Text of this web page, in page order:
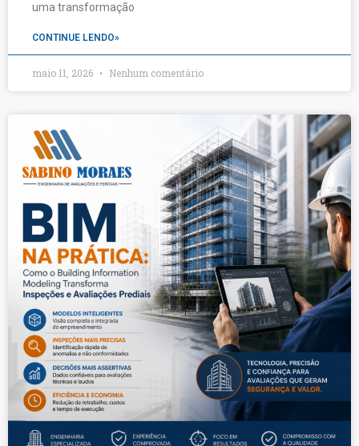
uma transformação
CONTINUE LENDO»
maio 11, 2026 Nenhum comentário